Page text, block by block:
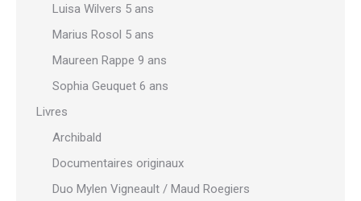
Luisa Wilvers 5 ans
Marius Rosol 5 ans
Maureen Rappe 9 ans
Sophia Geuquet 6 ans
Livres
Archibald
Documentaires originaux
Duo Mylen Vigneault / Maud Roegiers